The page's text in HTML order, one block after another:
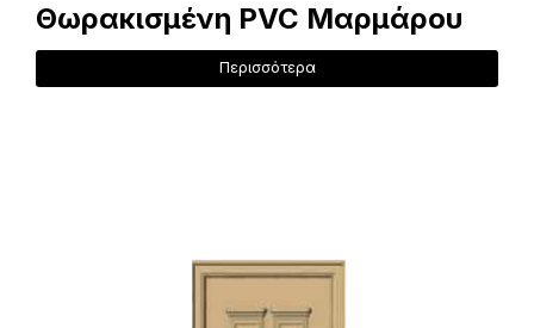
Θωρακισμένη PVC Μαρμάρου
Περισσότερα